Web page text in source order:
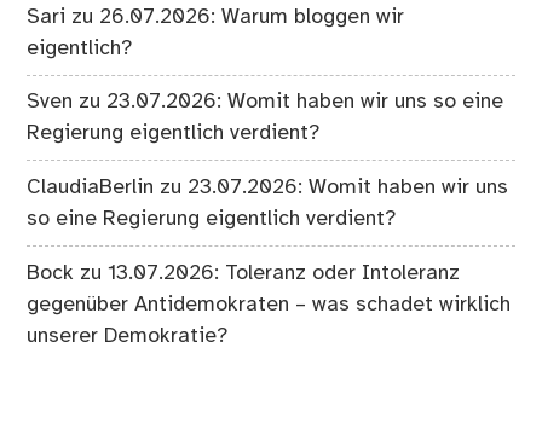
Sari zu 26.07.2026: Warum bloggen wir
eigentlich?
Sven zu 23.07.2026: Womit haben wir uns so eine
Regierung eigentlich verdient?
ClaudiaBerlin zu 23.07.2026: Womit haben wir uns
so eine Regierung eigentlich verdient?
Bock zu13.07.2026: Toleranz oder Intoleranz
gegenüber Antidemokraten – was schadet wirklich
unserer Demokratie?